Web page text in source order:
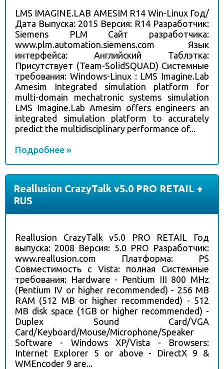
LMS IMAGINE.LAB AMESIM R14 Win-Linux Год/
Дата Выпуска: 2015 Версия: R14 Разработчик:
Siemens PLM Сайт разработчика:
www.plm.automation.siemens.com Язык
интерфейса: Английский Таблэтка:
Присутствует (Team-SolidSQUAD) Системные
требования: Windows-Linux : LMS Imagine.Lab
Amesim Integrated simulation platform for
multi-domain mechatronic systems simulation
LMS Imagine.Lab Amesim offers engineers an
integrated simulation platform to accurately
predict the multidisciplinary performance of...
Подробнее »
Reallusion CrazyTalk v5.0 PRO RETAIL +
RUS
Reallusion CrazyTalk v5.0 PRO RETAIL Год
выпуска: 2008 Версия: 5.0 PRO Разработчик:
www.reallusion.com Платформа: PS
Совместимость с Vista: полная Системные
требования: Hardware - Pentium III 800 MHz
(Pentium IV or higher recommended) - 256 MB
RAM (512 MB or higher recommended) - 512
MB disk space (1GB or higher recommended) -
Duplex Sound Card/VGA
Card/Keyboard/Mouse/Microphone/Speaker
Software - Windows XP/Vista - Browsers:
Internet Explorer 5 or above - DirectX 9 &
WMEncoder 9 are...